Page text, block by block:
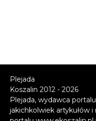
Plejada
Koszalin 2012 - 2026
Plejada, wydawca
jakichkolwiek artykułów